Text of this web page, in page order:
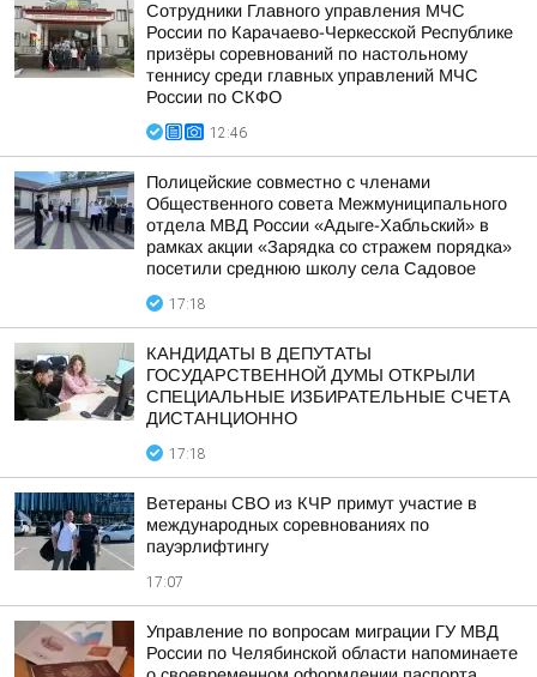
Сотрудники Главного управления МЧС
России по Карачаево-Черкесской Республике
призёры соревнований по настольному
теннису среди главных управлений МЧС
России по СКФО
12:46
Полицейские совместно с членами
Общественного совета Межмуниципального
отдела МВД России «Адыге-Хабльский» в
рамках акции «Зарядка со стражем порядка»
посетили среднюю школу села Садовое
17:18
КАНДИДАТЫ В ДЕПУТАТЫ
ГОСУДАРСТВЕННОЙ ДУМЫ ОТКРЫЛИ
СПЕЦИАЛЬНЫЕ ИЗБИРАТЕЛЬНЫЕ СЧЕТА
ДИСТАНЦИОННО
17:18
Ветераны СВО из КЧР примут участие в
международных соревнованиях по
пауэрлифтингу
17:07
Управление по вопросам миграции ГУ МВД
России по Челябинской области напоминаете